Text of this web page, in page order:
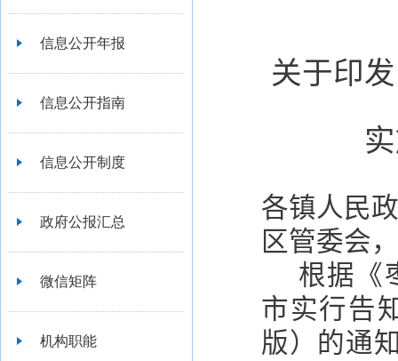
信息公开年报
信息公开指南
信息公开制度
政府公报汇总
微信矩阵
机构职能
关于印
各镇人民
区管委会
根据《
市实行告
版） 的通